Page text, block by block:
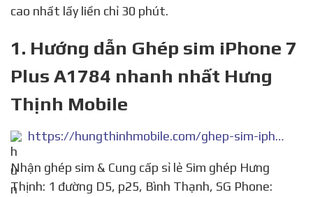
cao nhất lấy liền chỉ 30 phút.
1. Hướng dẫn Ghép sim iPhone 7
Plus A1784 nhanh nhất Hưng
Thịnh Mobile
https://hungthinhmobile.com/ghep-sim-iphone-7-plus-a1784-nhanh-nhat-hung-thinh-mobile/
Nhận ghép sim & Cung cấp sỉ lẻ Sim ghép Hưng
Thịnh: 1 đường D5, p25, Bình Thạnh, SG Phone: